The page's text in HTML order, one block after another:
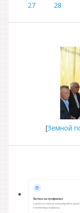
27
28
[Земной